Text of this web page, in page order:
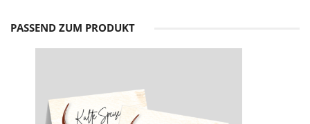
PASSEND ZUM PRODUKT